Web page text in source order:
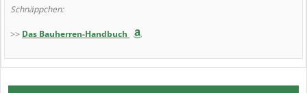
Schnäppchen:
>> Das Bauherren-Handbuch